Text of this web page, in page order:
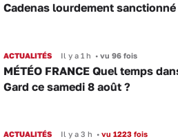
Cadenas lourdement sanctionné
ACTUALITÉS Il y a 1 h •vu 96 fois
MÉTÉO FRANCE Quel temps
Gard ce samedi 8 août ?
ACTUALITÉS Il y a 3 h •vu 1223 fois